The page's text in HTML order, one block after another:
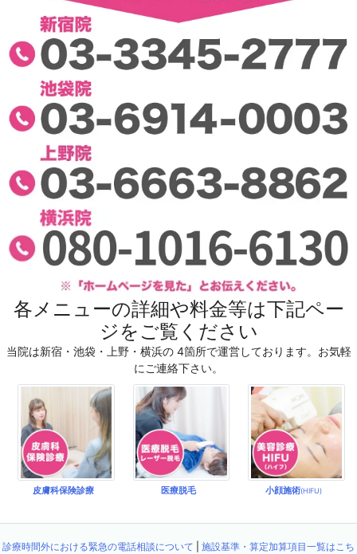
各メニューの詳細や料金等は下記ペー
ジをご覧ください
当院は新宿・池袋・上野・横浜の 4箇所で運営しております。お気軽
にご連絡下さい。
皮膚科保険診療 医療脱毛 小顔施術(HIFU)
診療時間外における緊急の電話相談について 施設基準・算定加算項目一覧はこち